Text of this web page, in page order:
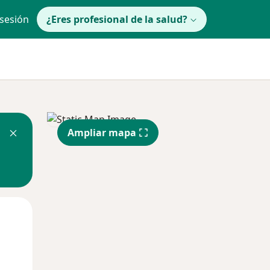
¿Eres profesional de la salud?
Ampliar mapa